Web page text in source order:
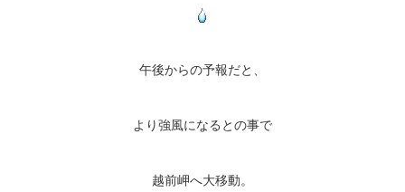
午後からの予報だと、
より強風になるとの事で
越前岬へ大移動。